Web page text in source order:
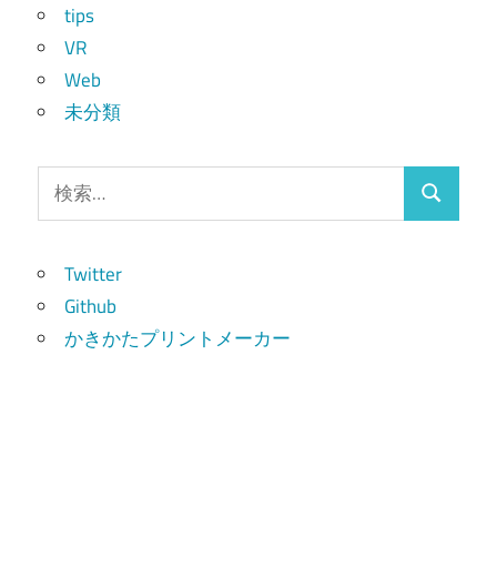
tips
VR
Web
未分類
索:
検
Twitter
Github
かきかたプリントメーカー